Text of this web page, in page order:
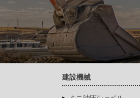
建設機械